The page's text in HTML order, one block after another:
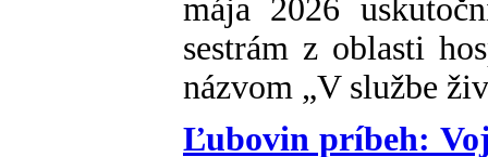
mája 2026
sestrám z oblasti
názvom „V službe
Ľubovin príbeh: